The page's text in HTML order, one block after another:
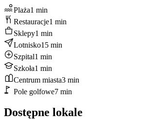
Plaża1 min
Restauracje1 min
Sklepy1 min
Lotnisko15 min
Szpital1 min
Szkoła1 min
Centrum miasta3 min
Pole golfowe7 min
Dostępne lokale